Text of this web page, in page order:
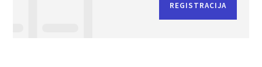
REGISTRACIJA